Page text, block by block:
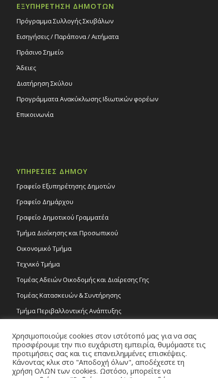
ΕΞΥΠΗΡΕΤΗΣΗ ΔΗΜΟΤΩΝ
Πρόγραμμα Συλλογής Σκυβάλων
Εισηγήσεις / Παράπονα / Αιτήματα
Πράσινο Σημείο
Άδειες
Διατήρηση Σκύλου
Προγράμματα Ανακύκλωσης Ιδιωτικών φορέων
Επικοινωνία
ΥΠΗΡΕΣΙΕΣ ΔΗΜΟΥ
Γραφείο Εξυπηρέτησης Δημοτών
Γραφείο Δημάρχου
Γραφείο Δημοτικού Γραμματέα
Τμήμα Διοίκησης και Προσωπικού
Οικονομικό Τμήμα
Τεχνικό Τμήμα
Τομέας Αδειών Οικοδομής και Διαίρεσης Γης
Τομέας Κατασκευών & Συντήρησης
Τμήμα Περιβαλλοντικής Ανάπτυξης
Τομέας Γραμμάτων και Τεχνών
Τροχονομία
Χρησιμοποιούμε cookies στον ιστότοπό μας για να σας
προσφέρουμε την πιο ευχάριστη εμπειρία, θυμόμαστε τις
προτιμήσεις σας και τις επανειλημμένες επισκέψεις.
Κάνοντας κλικ στο "Αποδοχή όλων", αποδέχεστε τη
χρήση ΟΛΩΝ των cookies. Ωστόσο, μπορείτε να